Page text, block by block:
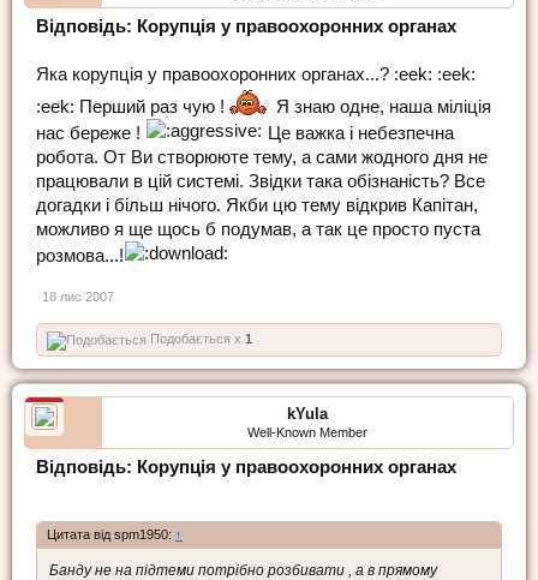
Відповідь: Корупція у правоохоронних органах
Яка корупція у правоохоронних органах...? :eek: :eek:
:eek: Перший раз чую !
Я знаю одне, наша міліція
нас береже !
Це важка і небезпечна
робота. От Ви створююте тему, а сами жодного дня не
працювали в цій системі. Звідки така обізнаність? Все
догадки і більш нічого. Якби цю тему відкрив Капітан,
можливо я ще щось б подумав, а так це просто пуста
розмова...!
18 лис 2007
Подобається x 1
kYula
Well-Known Member
Відповідь: Корупція у правоохоронних органах
Цитата від spm1950: ↑
Банду не на підтеми потрібно розбивати , а в прямому